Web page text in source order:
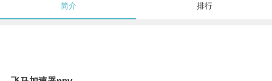
简介 排行